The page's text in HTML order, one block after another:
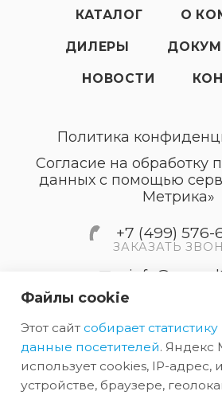
КАТАЛОГ О
ДИЛЕРЫ
НОВОСТИ
Политика
Согласие на обработку
данных с помощью
Метрика»
+7 (499) 576-
ЗАКАЗАТЬ
шоссе, дом 41А,
пом.22
Файлы cookie
Этот сайт собирает
данные посетителей. Яндекс
использует cookies, IP-
устройстве, браузере,